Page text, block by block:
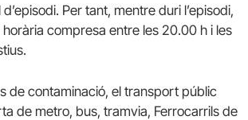
Per tant, mentre duri l’episodi,
compresa entre les 20.00 h i les
de contaminació, el transport públic
de metro, bus, tramvia, Ferrocarrils de